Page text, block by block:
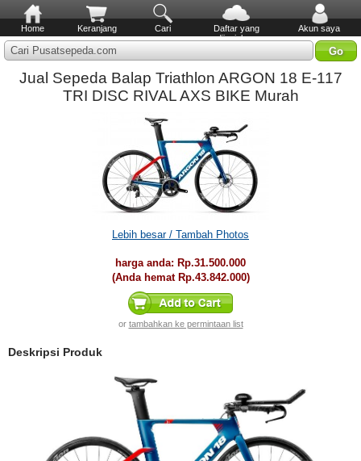
Home Keranjang Cari
Daftar yang
diinginkan
Akun saya
Cari Pusatsepeda.com
Jual Sepeda Balap Triathlon ARGON 18 E-117
TRI DISC RIVAL AXS BIKE Murah
Lebih besar / Tambah Photos
harga anda: Rp.31.500.000
(Anda hemat Rp.43.842.000)
or tambahkan ke permintaan list
Deskripsi Produk